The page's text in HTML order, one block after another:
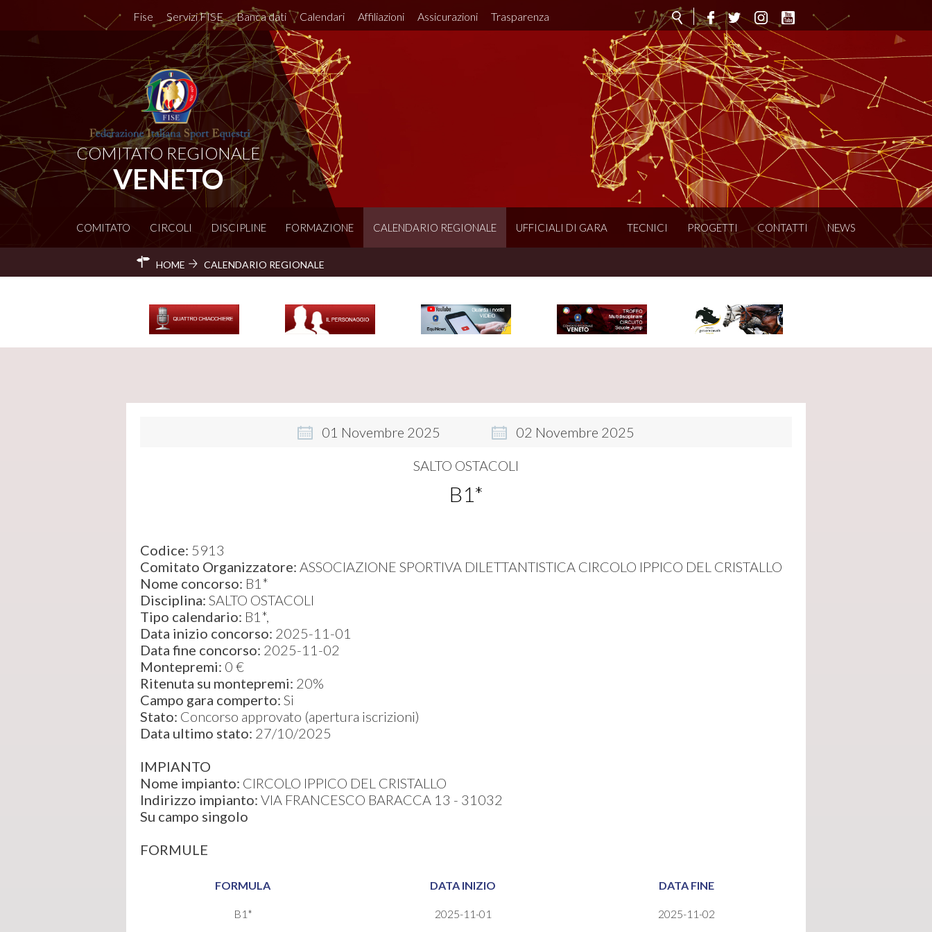
Fise Servizi FISE Banca dati Calendari Affiliazioni Assicurazioni Trasparenza
COMITATO REGIONALE
VENETO
COMITATO CIRCOLI DISCIPLINE FORMAZIONE CALENDARIO REGIONALE UFFICIALI DI GARA TECNICI PROGETTI CONTATTI NEWS
HOME CALENDARIO REGIONALE
01 Novembre 2025 02 Novembre 2025
B1*
Codice: 5913
Comitato Organizzatore: ASSOCIAZIONE SPORTIVA DILETTANTISTICA CIRCOLO IPPICO DEL CRISTALLO
Nome concorso: B1*
Disciplina: SALTO OSTACOLI
Tipo calendario: B1*,
Data inizio concorso: 2025-11-01
Data fine concorso: 2025-11-02
Montepremi: 0 €
Ritenuta su montepremi: 20%
Campo gara comperto: Si
Stato: Concorso approvato (apertura iscrizioni)
Data ultimo stato: 27/10/2025
IMPIANTO
Nome impianto: CIRCOLO IPPICO DEL CRISTALLO
Indirizzo impianto: VIA FRANCESCO BARACCA 13 - 31032
Su campo singolo
FORMULE
FORMULA DATA INIZIO DATA FINE
B1* 2025-11-01 2025-11-02
SALTO OSTACOLI